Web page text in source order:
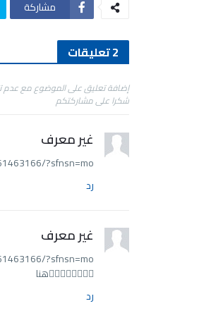
مشاركة
2 تعليقات
إضافة تعليق على الموضوع مع عدم
شكرا على مشاركتكم
غير معرف
?sfnsn=mo
رد
غير معرف
?sfnsn=mo
☝🏻☝🏻☝🏻☝🏻هنا
رد